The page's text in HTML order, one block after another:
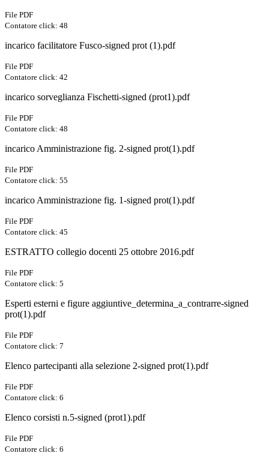
File PDF
Contatore click: 48
incarico facilitatore Fusco-signed prot (1).pdf
File PDF
Contatore click: 42
incarico sorveglianza Fischetti-signed (prot1).pdf
File PDF
Contatore click: 48
incarico Amministrazione fig. 2-signed prot(1).pdf
File PDF
Contatore click: 55
incarico Amministrazione fig. 1-signed prot(1).pdf
File PDF
Contatore click: 45
ESTRATTO collegio docenti 25 ottobre 2016.pdf
File PDF
Contatore click: 5
Esperti esterni e figure aggiuntive_determina_a_contrarre-signed
prot(1).pdf
File PDF
Contatore click: 7
Elenco partecipanti alla selezione 2-signed prot(1).pdf
File PDF
Contatore click: 6
Elenco corsisti n.5-signed (prot1).pdf
File PDF
Contatore click: 6